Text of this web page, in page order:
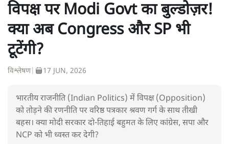
विपक्ष पर Modi Govt का बुल्डोज़र!
क्या अब Congress और SP भी
टूटेंगी?
विश्लेषण| 17 JUN, 2026
भारतीय राजनीति (Indian Politics) में विपक्ष (Opposition)
को तोड़ने की रणनीति पर वरिष्ठ पत्रकार श्रवण गर्ग के साथ तीखी
बहस। क्या मोदी सरकार दो-तिहाई बहुमत के लिए कांग्रेस, सपा और
NCP को भी ध्वस्त कर देगी?